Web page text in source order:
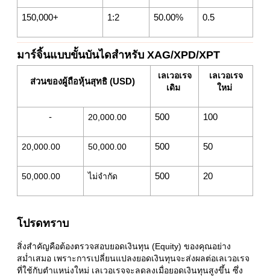
150,000+ 1:2 50.00% 0.5
มาร์จิ้นแบบขั้นบันไดสำหรับ XAG/XPD/XPT
ส่วนของผู้ถือหุ้นสุทธิ (USD)
เลเวอเรจ
เดิม
เลเวอเรจ
ใหม่
- 20,000.00 500 100
20,000.00 50,000.00 500 50
50,000.00 ไม่จำกัด 500 20
โปรดทราบ
สิ่งสำคัญคือต้องตรวจสอบยอดเงินทุน (Equity) ของคุณอย่าง
สม่ำเสมอ เพราะการเปลี่ยนแปลงยอดเงินทุนจะส่งผลต่อเลเวอเรจ
ที่ใช้กับตำแหน่งใหม่ เลเวอเรจจะลดลงเมื่อยอดเงินทุนสูงขึ้น ซึ่ง